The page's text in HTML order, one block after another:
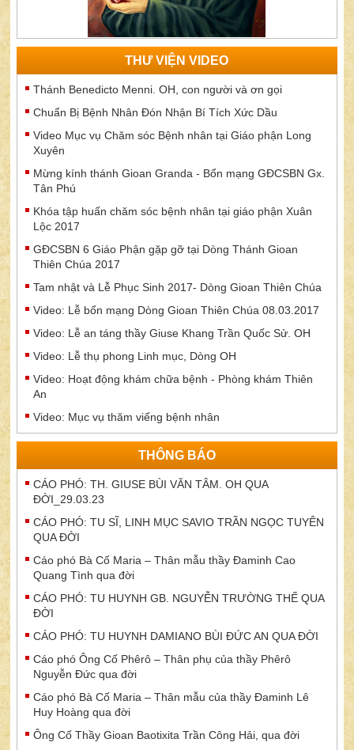
THƯ VIỆN VIDEO
Thánh Benedicto Menni. OH, con người và ơn gọi
Chuẩn Bị Bệnh Nhân Đón Nhận Bí Tích Xức Dầu
Video Mục vụ Chăm sóc Bệnh nhân tại Giáo phận Long
Xuyên
Mừng kính thánh Gioan Granda - Bổn mạng GĐCSBN Gx.
Tân Phú
Khóa tập huấn chăm sóc bệnh nhân tại giáo phận Xuân
Lộc 2017
GĐCSBN 6 Giáo Phận gặp gỡ tại Dòng Thánh Gioan
Thiên Chúa 2017
Tam nhật và Lễ Phục Sinh 2017- Dòng Gioan Thiên Chúa
Video: Lễ bổn mạng Dòng Gioan Thiên Chúa 08.03.2017
Video: Lễ an táng thầy Giuse Khang Trần Quốc Sử. OH
Video: Lễ thụ phong Linh mục, Dòng OH
Video: Hoạt động khám chữa bệnh - Phòng khám Thiên
An
Video: Mục vụ thăm viếng bệnh nhân
THÔNG BÁO
CÁO PHÓ: TH. GIUSE BÙI VĂN TÂM. OH QUA
ĐỜI_29.03.23
CÁO PHÓ: TU SĨ, LINH MỤC SAVIO TRẦN NGỌC TUYÊN
QUA ĐỜI
Cáo phó Bà Cố Maria – Thân mẫu thầy Đaminh Cao
Quang Tình qua đời
CÁO PHÓ: TU HUYNH GB. NGUYỄN TRƯỜNG THẾ QUA
ĐỜI
CÁO PHÓ: TU HUYNH DAMIANO BÙI ĐỨC AN QUA ĐỜI
Cáo phó Ông Cố Phêrô – Thân phụ của thầy Phêrô
Nguyễn Đức qua đời
Cáo phó Bà Cố Maria – Thân mẫu của thầy Đaminh Lê
Huy Hoàng qua đời
Ông Cố Thầy Gioan Baotixita Trần Công Hải, qua đời